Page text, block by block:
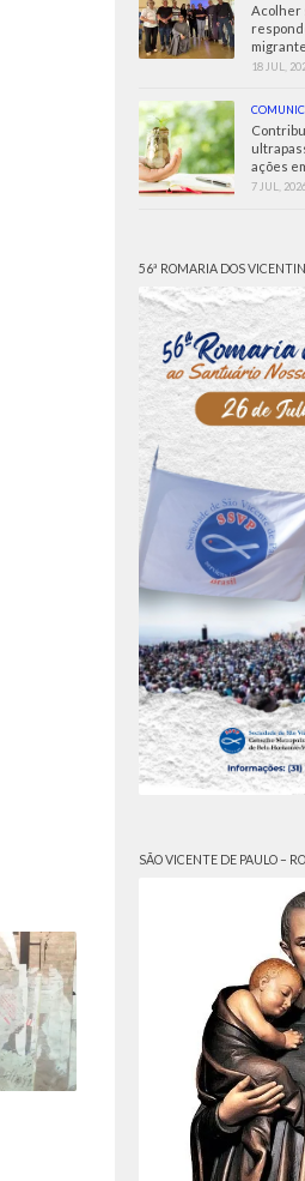
Acolher
18 JUL,
ações
7 JUL,
56ª ROMARIA DOS
SÃO VICENTE DE PAULO –